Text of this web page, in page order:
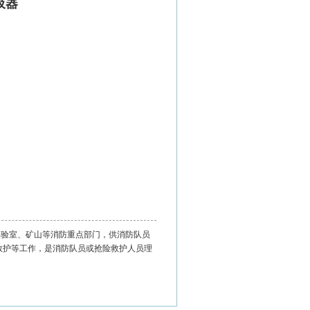
器
室、矿山等消防重点部门，供消防队员
等工作，是消防队员或抢险救护人员理